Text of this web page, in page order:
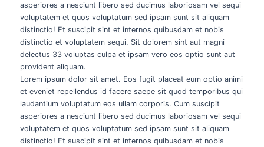
asperiores a nesciunt libero sed ducimus laboriosam vel sequi
voluptatem et quos voluptatum sed ipsam sunt sit aliquam
distinctio! Et suscipit sint et internos quibusdam et nobis
distinctio et voluptatem sequi. Sit dolorem sint aut magni
delectus 33 voluptas culpa et ipsam vero eos optio sunt aut
provident aliquam.
Lorem ipsum dolor sit amet. Eos fugit placeat eum optio animi
et eveniet repellendus id facere saepe sit quod temporibus qui
laudantium voluptatum eos ullam corporis. Cum suscipit
asperiores a nesciunt libero sed ducimus laboriosam vel sequi
voluptatem et quos voluptatum sed ipsam sunt sit aliquam
distinctio! Et suscipit sint et internos quibusdam et nobis